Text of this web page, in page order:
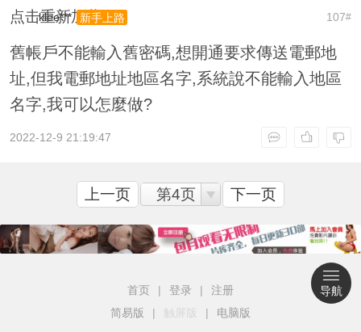
点击重新加载 107#
klee*** 新手上路
舊帳戶不能輸入舊密碼,想開通要求傳送電郵地
址,但我電郵地址地區名字,系統說不能輸入地區
名字,我可以怎麼做?
2022-12-9 21:19:47
上一页 第4页 下一页
首页 | 登录 |
注册
简易版
| 触屏版 | 电脑版
导航